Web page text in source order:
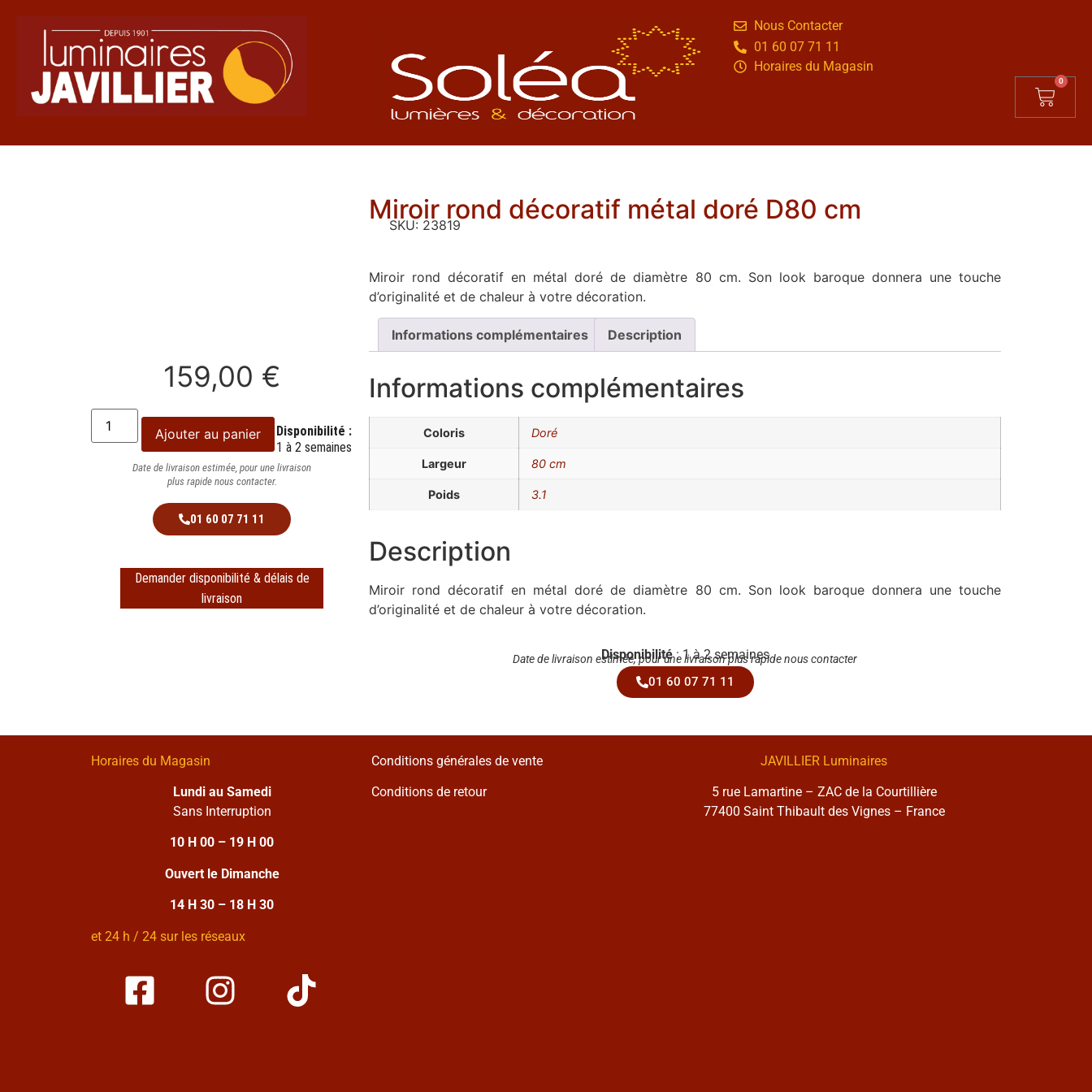
Nous Contacter
01 60 07 71 11
Horaires du Magasin
0
159,00 €
Ajouter au panier
Disponibilité :
1 à 2 semaines
Date de livraison estimée, pour une livraison
plus rapide nous contacter.
01 60 07 71 11
Demander disponibilité & délais de
livraison
Miroir rond décoratif métal doré D80 cm
SKU: 23819
Miroir rond décoratif en métal doré de diamètre 80 cm. Son look baroque donnera une touche
d’originalité et de chaleur à votre décoration.
Informations complémentaires Description
Informations complémentaires
Coloris Doré
Largeur 80 cm
Poids 3.1
Description
Miroir rond décoratif en métal doré de diamètre 80 cm. Son look baroque donnera une touche
d’originalité et de chaleur à votre décoration.
Disponibilité: 1 à 2 semaines
Date de livraison estimée, pour une livraison plus rapide nous contacter
01 60 07 71 11
Horaires du Magasin
Lundi au Samedi
Sans Interruption
10 H 00 – 19 H 00
Ouvert le Dimanche
14 H 30 – 18 H 30
et 24 h / 24 sur les réseaux
Conditions générales de vente
Conditions de retour
JAVILLIER Luminaires
5 rue Lamartine – ZAC de la Courtillière
77400 Saint Thibault des Vignes – France